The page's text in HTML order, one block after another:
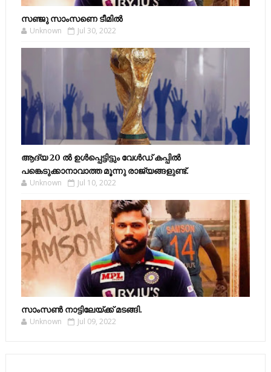
സഞ്ജു സാംസണെ ടീമില്‍
Unknown Jul 30, 2022
ആദ്യ 20 ല്‍ ഉള്‍പ്പെട്ടിട്ടും വേള്‍ഡ് കപ്പില്‍
പങ്കെടുക്കാനാവാത്ത മൂന്നു രാജ്യങ്ങളുണ്ട്.
Unknown Jul 10, 2022
സാംസണ്‍ നാട്ടിലേയ്‌ക്ക് മടങ്ങി.
Unknown Jul 09, 2022